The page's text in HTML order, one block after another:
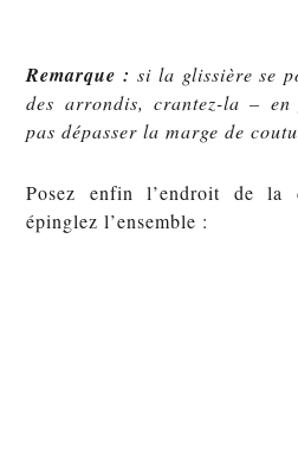
Remarque : si la glissière se
des arrondis, crantez-la –
pas dépasser la marge de
Posez enfin l’endroit de la
épinglez l’ensemble :